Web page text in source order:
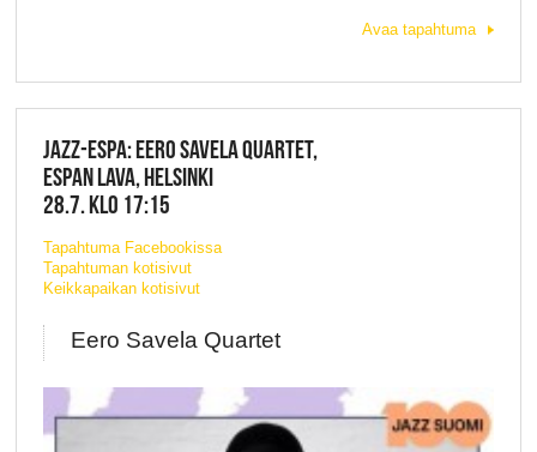
Avaa tapahtuma
JAZZ-ESPA: EERO SAVELA QUARTET,
ESPAN LAVA, HELSINKI
28.7. KLO 17:15
Tapahtuma Facebookissa
Tapahtuman kotisivut
Keikkapaikan kotisivut
Eero Savela Quartet